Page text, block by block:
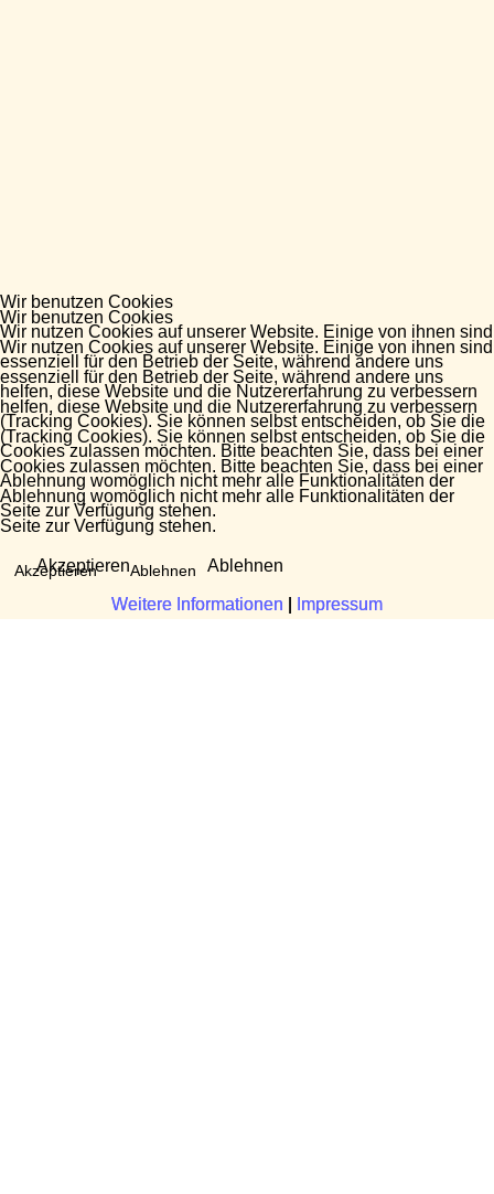
Wir benutzen Cookies
Wir nutzen Cookies auf unserer Website. Einige von ihnen sind
essenziell für den Betrieb der Seite, während andere uns
helfen, diese Website und die Nutzererfahrung zu verbessern
(Tracking Cookies). Sie können selbst entscheiden, ob Sie die
Cookies zulassen möchten. Bitte beachten Sie, dass bei einer
Ablehnung womöglich nicht mehr alle Funktionalitäten der
Seite zur Verfügung stehen.
Akzeptieren Ablehnen
Weitere Informationen Impressum
Wir benutzen Cookies
Wir nutzen Cookies auf unserer Website. Einige von ihnen sind
essenziell für den Betrieb der Seite, während andere uns
helfen, diese Website und die Nutzererfahrung zu verbessern
(Tracking Cookies). Sie können selbst entscheiden, ob Sie die
Cookies zulassen möchten. Bitte beachten Sie, dass bei einer
Ablehnung womöglich nicht mehr alle Funktionalitäten der
Seite zur Verfügung stehen.
Akzeptieren Ablehnen
Weitere Informationen Impressum